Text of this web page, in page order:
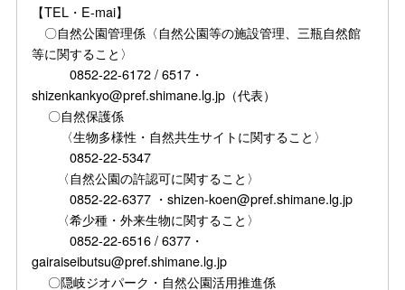
【TEL・E-mai】
〇自然公園管理係〈自然公園等の施設管理、三瓶自然館
等に関すること〉
0852-22-6172 / 6517・
shizenkankyo@pref.shimane.lg.jp（代表）
〇自然保護係
〈生物多様性・自然共生サイトに関すること〉
0852-22-5347
〈自然公園の許認可に関すること〉
0852-22-6377 ・shizen-koen@pref.shimane.lg.jp
〈希少種・外来生物に関すること〉
0852-22-6516 / 6377・
gairaiseibutsu@pref.shimane.lg.jp
〇隠岐ジオパーク・自然公園活用推進係